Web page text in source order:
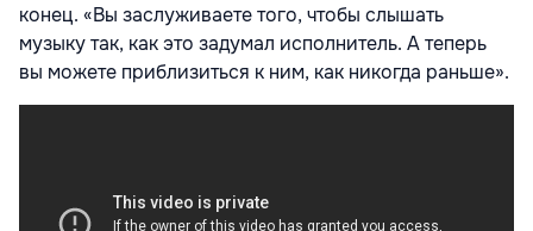
конец. «Вы заслуживаете того, чтобы слышать
музыку так, как это задумал исполнитель. А теперь
вы можете приблизиться к ним, как никогда раньше».